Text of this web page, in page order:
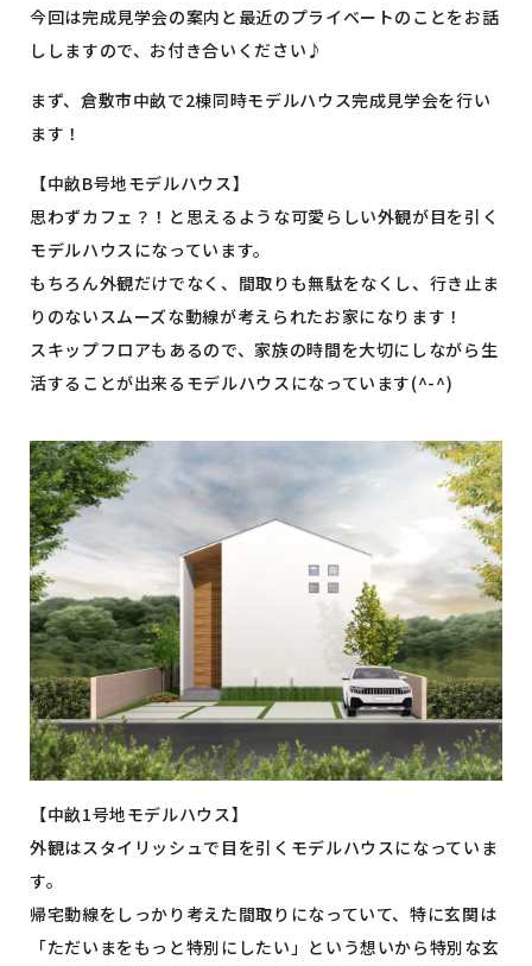
今回は完成見学会の案内と最近のプライベートのことをお話
ししますので、お付き合いください♪
まず、倉敷市中畝で2棟同時モデルハウス完成見学会を行い
ます！
【中畝B号地モデルハウス】
思わずカフェ？！と思えるような可愛らしい外観が目を引く
モデルハウスになっています。
もちろん外観だけでなく、間取りも無駄をなくし、行き止ま
りのないスムーズな動線が考えられたお家になります！
スキップフロアもあるので、家族の時間を大切にしながら生
活することが出来るモデルハウスになっています(^-^)
【中畝1号地モデルハウス】
外観はスタイリッシュで目を引くモデルハウスになっていま
す。
帰宅動線をしっかり考えた間取りになっていて、特に玄関は
「ただいまをもっと特別にしたい」という想いから特別な玄